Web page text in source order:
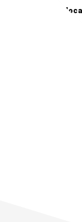
charge